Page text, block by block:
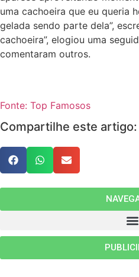
uma cachoeira que eu queria
gelada sendo parte dela”,
cachoeira”, elogiou uma
comentaram outros.
Fonte: Top Famosos
Compartilhe este artigo: